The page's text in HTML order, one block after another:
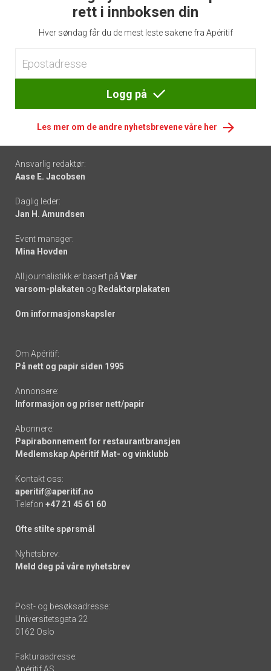
rett i innboksen din
Hver søndag får du de mest leste sakene fra Apéritif
Logg på
Les mer om de andre nyhetsbrevene våre her
Footer
-
links
Ansvarlig redaktør:
Aase E. Jacobsen
Daglig leder:
Jan H. Amundsen
Event manager:
Mina Hovden
All journalistikk er basert på Vær
varsom-plakaten og Redaktørplakaten
Om informasjonskapsler
Om Apéritif:
På nett og papir siden 1995
Annonsere:
Informasjon og priser nett/papir
Abonnere:
Papirabonnement for restaurantbransjen
Medlemskap Apéritif Mat- og vinklubb
Kontakt oss:
aperitif@aperitif.no
Telefon +47 21 45 61 60
Ofte stilte spørsmål
Nyhetsbrev:
Meld deg på våre nyhetsbrev
Post- og besøksadresse:
Universitetsgata 22
0162 Oslo
Fakturaadresse: